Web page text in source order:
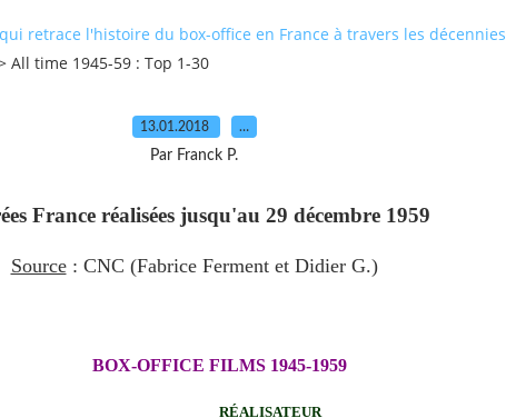
retrace l'histoire du box-office en France à travers les décennies
All time 1945-59 : Top 1-30
13.01.2018 …
Par Franck P.
France réalisées jusqu'au 29 décembre 1959
Source: CNC (Fabrice Ferment et Didier G.)
BOX-OFFICE FILMS 1945-1959
RÉALISATEUR